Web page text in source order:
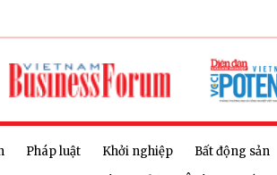
Pháp luật Khởi nghiệp Bất động sản